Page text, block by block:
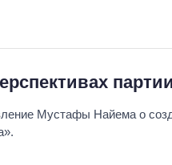
Мустафы Найема о